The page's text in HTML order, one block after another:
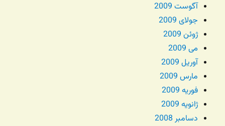
آگوست 2009
جولای 2009
ژوئن 2009
می 2009
آوریل 2009
مارس 2009
فوریه 2009
ژانویه 2009
دسامبر 2008